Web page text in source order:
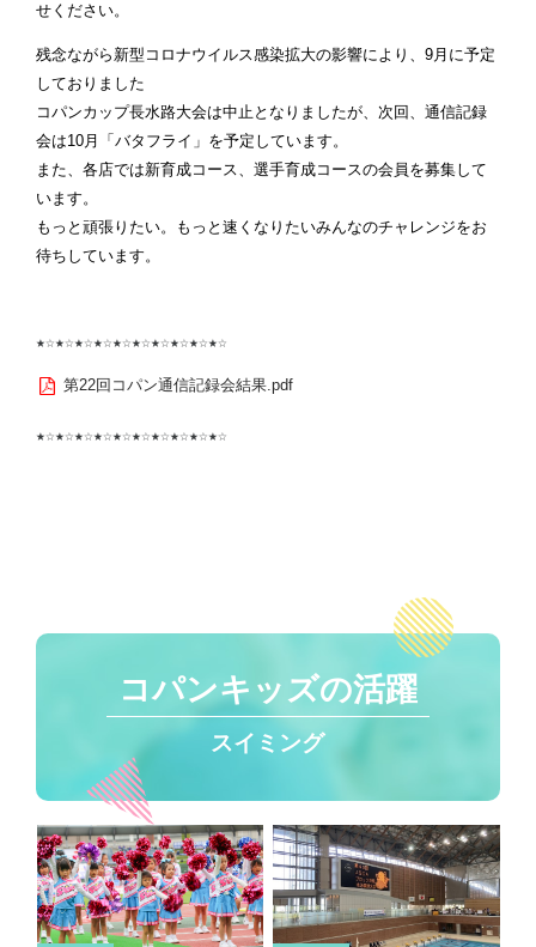
せください。
残念ながら新型コロナウイルス感染拡大の影響により、9月に予定
しておりました
コパンカップ長水路大会は中止となりましたが、次回、通信記録
会は10月「バタフライ」を予定しています。
また、各店では新育成コース、選手育成コースの会員を募集して
います。
もっと頑張りたい。もっと速くなりたいみんなのチャレンジをお
待ちしています。
★☆★☆★☆★☆★☆★☆★☆★☆★☆★☆
第22回コパン通信記録会結果.pdf
★☆★☆★☆★☆★☆★☆★☆★☆★☆★☆
コパンキッズの活躍
スイミング